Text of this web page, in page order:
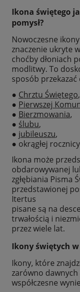
Ikona świętego
pomysł?
Nowoczesne
znaczenie ukryte
choćby dłoniach
modlitwy. To
sposób przekazać
● Chrztu Świętego,
● Pierwszej
● Bierzmowania,
● ślubu,
● jubileuszu,
● okrągłej
Ikona może
obdarowywanej
zgłębiania Pisma
przedstawionej
Itertus
pisane są na
trwałością i
przez wiele lat.
Ikony świętych
Ikony, które
zarówno
współczesne